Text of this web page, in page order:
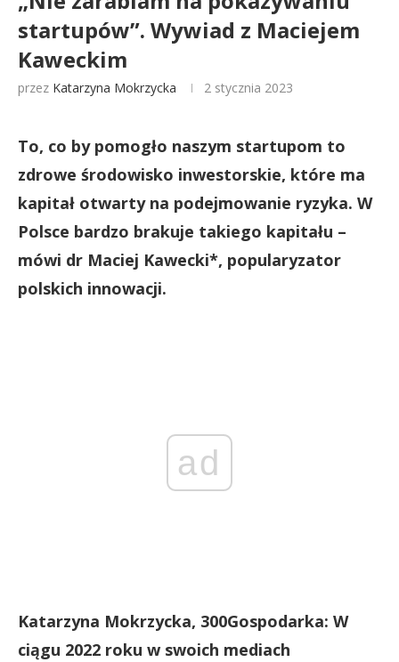
startupów”. Wywiad z Maciejem
Kaweckim
przez Katarzyna Mokrzycka 2 stycznia 2023
To, co by pomogło naszym startupom to
zdrowe środowisko inwestorskie, które ma
kapitał otwarty na podejmowanie ryzyka. W
Polsce bardzo brakuje takiego kapitału –
mówi dr Maciej Kawecki*, popularyzator
polskich innowacji.
ad
Katarzyna Mokrzycka, 300Gospodarka: W
ciągu 2022 roku w swoich mediach